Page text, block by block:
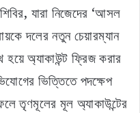
যারা নিজেদের ‘আসল
দলের নতুন চেয়ারম্যান
হয়ে অ্যাকাউন্ট ফ্রিজ করার
ভিত্তিতে পদক্ষেপ
তৃণমূলের মূল অ্যাকাউন্টের